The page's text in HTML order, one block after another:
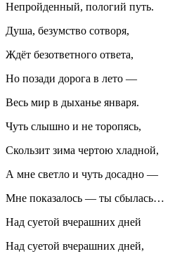
Непройденный, пологий путь.
Душа, безумство сотворя,
Ждёт безответного ответа,
Но позади дорога в лето —
Весь мир в дыханье января.
Чуть слышно и не торопясь,
Скользит зима чертою хладной,
А мне светло и чуть досадно —
Мне показалось — ты сбылась…
Над суетой вчерашних дней
Над суетой вчерашних дней,